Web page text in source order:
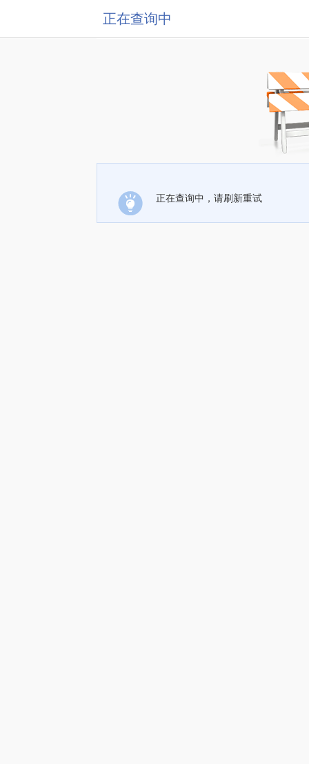
正在查询中
正在查询中，请刷新重试